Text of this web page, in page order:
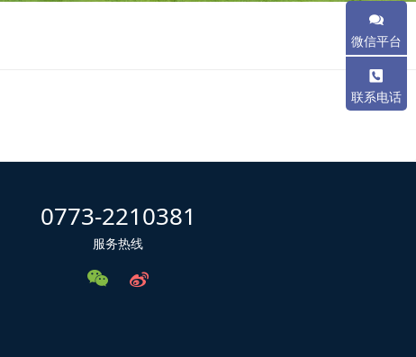
0773-2210381
服务热线
微信平台
联系电话